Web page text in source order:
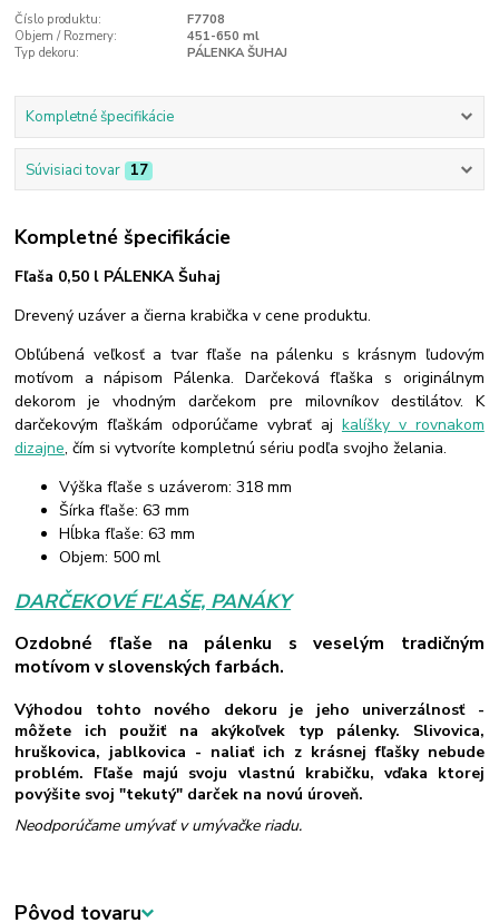
Číslo produktu:
F7708
Objem / Rozmery:
451-650 ml
Typ dekoru:
PÁLENKA ŠUHAJ
Kompletné špecifikácie
Súvisiaci tovar 17
Kompletné špecifikácie
Fľaša 0,50 l PÁLENKA Šuhaj
Drevený uzáver a čierna krabička v cene produktu.
Obľúbená veľkosť a tvar fľaše na pálenku s krásnym ľudovým
motívom a nápisom Pálenka. Darčeková fľaška s originálnym
dekorom je vhodným darčekom pre milovníkov destilátov. K
darčekovým fľaškám odporúčame vybrať aj kalíšky v rovnakom
dizajne, čím si vytvoríte kompletnú sériu podľa svojho želania.
Výška fľaše s uzáverom: 318 mm
Šírka fľaše: 63 mm
Hĺbka fľaše: 63 mm
Objem: 500 ml
DARČEKOVÉ FĽAŠE, PANÁKY
Ozdobné fľaše na pálenku s veselým tradičným
motívom v slovenských farbách.
Výhodou tohto nového dekoru je jeho univerzálnosť -
môžete ich použiť na akýkoľvek typ pálenky. Slivovica,
hruškovica, jablkovica - naliať ich z krásnej fľašky nebude
problém. Fľaše majú svoju vlastnú krabičku, vďaka ktorej
povýšite svoj "tekutý" darček na novú úroveň.
Neodporúčame umývať v umývačke riadu.
Pôvod tovaru